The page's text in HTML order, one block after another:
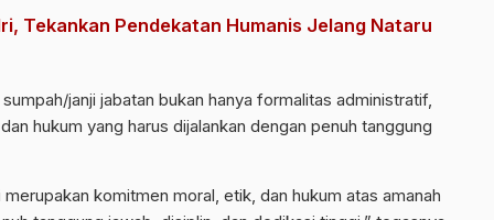
Tekankan Pendekatan Humanis Jelang Nataru
janji jabatan bukan hanya formalitas administratif,
hukum yang harus dijalankan dengan penuh tanggung
komitmen moral, etik, dan hukum atas amanah